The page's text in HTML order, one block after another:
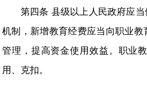
第四条 县级以上人民政府应
机制，新增教育经费应当向职业
管理，提高资金使用效益。职业
用、克扣。